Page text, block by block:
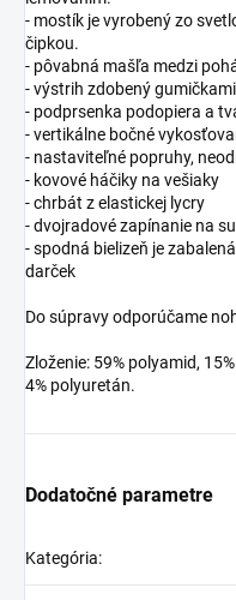
- mostík je vyrobený zo
čipkou.
- pôvabná mašľa medzi
- výstrih zdobený gumičkami
- podprsenka podopiera a
- vertikálne bočné
- nastaviteľné popruhy,
- kovové háčiky na vešiaky
- chrbát z elastickej lycry
- dvojradové zapínanie na
- spodná bielizeň je
darček
Do súpravy odporúčame
Zloženie: 59% polyamid,
4% polyuretán.
Dodatočné parametre
Kategória: